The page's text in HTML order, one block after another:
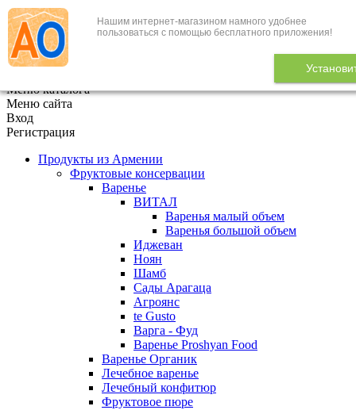
Нашим интернет-магазином намного удобнее
пользоваться с помощью бесплатного приложения!
+7 (495) 646-888-1
В корзине 0
Меню каталога
Меню сайта
Вход
Регистрация
Продукты из Армении
Фруктовые консервации
Варенье
ВИТАЛ
Варенья малый объем
Варенья большой объем
Иджеван
Ноян
Шамб
Сады Арагаца
Агроянс
te Gusto
Варга - Фуд
Варенье Proshyan Food
Варенье Органик
Лечебное варенье
Лечебный конфитюр
Фруктовое пюре